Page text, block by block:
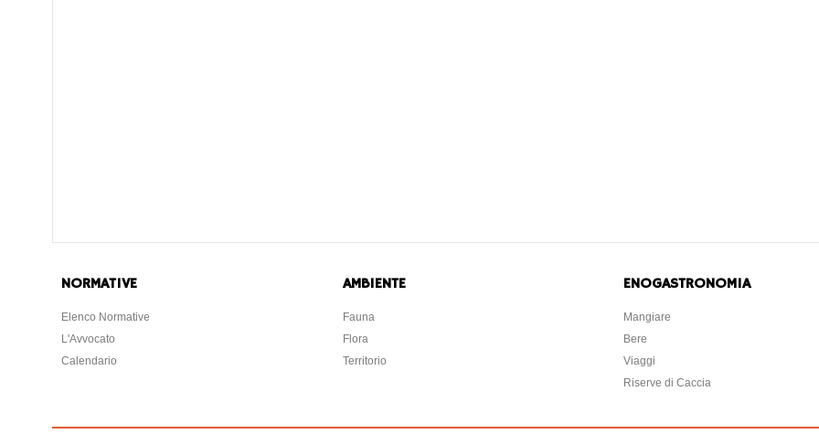
NORMATIVE
Elenco Normative
L'Avvocato
Calendario
AMBIENTE
Fauna
Flora
Territorio
ENOGASTRONOMIA
Mangiare
Bere
Viaggi
Riserve di Caccia